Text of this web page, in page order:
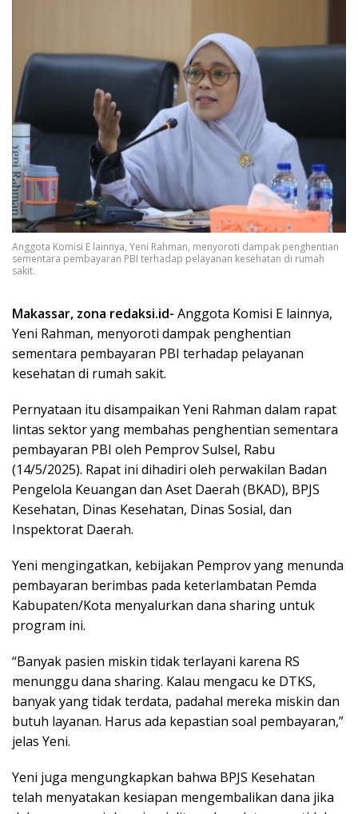
Anggota Komisi E lainnya, Yeni Rahman, menyoroti dampak penghentian
sementara pembayaran PBI terhadap pelayanan kesehatan di rumah
sakit.
Makassar, zona redaksi.id- Anggota Komisi E lainnya,
Yeni Rahman, menyoroti dampak penghentian
sementara pembayaran PBI terhadap pelayanan
kesehatan di rumah sakit.
Pernyataan itu disampaikan Yeni Rahman dalam rapat
lintas sektor yang membahas penghentian sementara
pembayaran PBI oleh Pemprov Sulsel, Rabu
(14/5/2025). Rapat ini dihadiri oleh perwakilan Badan
Pengelola Keuangan dan Aset Daerah (BKAD), BPJS
Kesehatan, Dinas Kesehatan, Dinas Sosial, dan
Inspektorat Daerah.
Yeni mengingatkan, kebijakan Pemprov yang menunda
pembayaran berimbas pada keterlambatan Pemda
Kabupaten/Kota menyalurkan dana sharing untuk
program ini.
“Banyak pasien miskin tidak terlayani karena RS
menunggu dana sharing. Kalau mengacu ke DTKS,
banyak yang tidak terdata, padahal mereka miskin dan
butuh layanan. Harus ada kepastian soal pembayaran,”
jelas Yeni.
Yeni juga mengungkapkan bahwa BPJS Kesehatan
telah menyatakan kesiapan mengembalikan dana jika